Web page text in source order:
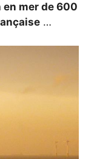
en mer de 600
…